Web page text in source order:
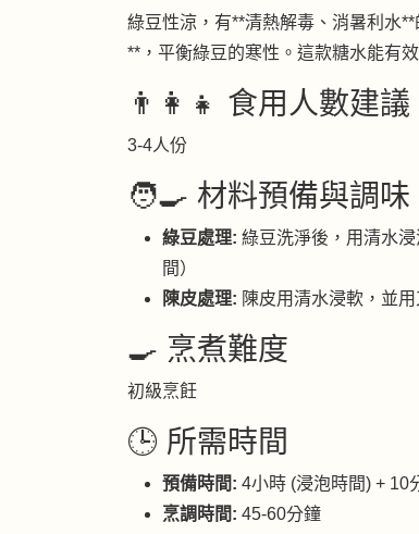
綠豆性涼，有**清熱解毒、消暑利水
**，平衡綠豆的寒性。這款糖水能有
👨‍👩‍👧 食用人數建議
3-4人份
🧑‍🍳 材料預備與調味
綠豆處理: 綠豆洗淨後，用清水
間）
陳皮處理: 陳皮用清水浸軟，並
🍳 烹煮難度
初級烹飪
🕒 所需時間
預備時間: 4小時 (浸泡時間) + 10
烹調時間: 45-60分鐘